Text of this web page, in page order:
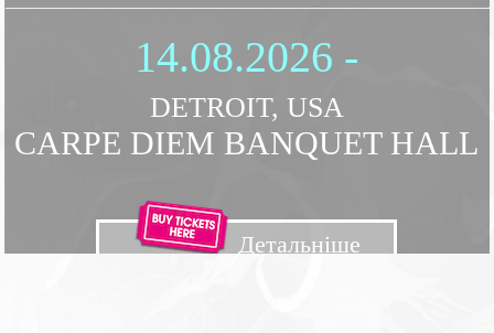
14.08.2026 -
DETROIT, USA
CARPE DIEM BANQUET HALL
Детальнiше